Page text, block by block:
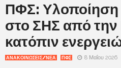
ΠΦΣ: Υλοποίηση
στο ΣΗΣ από
κατόπιν
ΑΝΑΚΟΙΝΩΣΕΙΣ/ΝΕΑ ΠΦΣ 8 Μαΐου 2026